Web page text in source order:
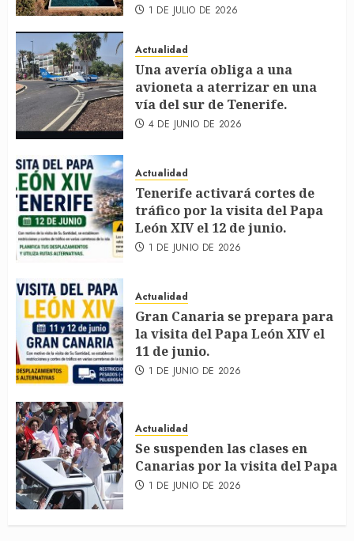
1 DE JULIO DE 2026
Actualidad
Una avería obliga a una
avioneta a aterrizar en una
vía del sur de Tenerife.
4 DE JUNIO DE 2026
Actualidad
Tenerife activará cortes de
tráfico por la visita del Papa
León XIV el 12 de junio.
1 DE JUNIO DE 2026
Actualidad
Gran Canaria se prepara para
la visita del Papa León XIV el
11 de junio.
1 DE JUNIO DE 2026
Actualidad
Se suspenden las clases en
Canarias por la visita del Papa
1 DE JUNIO DE 2026